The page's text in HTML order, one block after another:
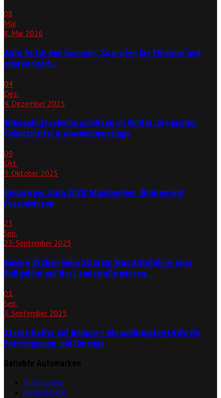
08
Mai
8. Mai 2026
Auto fit für den Sommer: So prüfen Sie Effizienz und
sparen Sprit...
04
Dez.
4. Dezember 2025
Windschutzscheibe schützen im Winter: Die besten
Schutzmittel & Anwendungstipps
09
Okt.
9. Oktober 2025
Ungarn per Auto 2025: Mautsystem, Routen und
Praxiswissen
23
Sep.
23. September 2025
Rasern drohen hohe Strafen: Was Autofahrer über
Bußgelder auf der Landstraße wissen...
01
Sep.
3. September 2025
Starke Helfer auf Rädern – die wichtigsten LKWs für
Entrümpelung und Umzüge
Alfa Romeo
Aston Martin